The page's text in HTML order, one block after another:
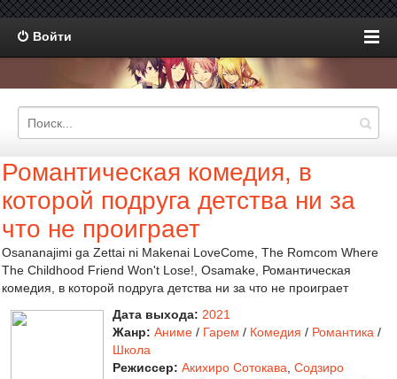
Войти
Романтическая комедия, в
которой подруга детства ни за
что не проиграет
Osananajimi ga Zettai ni Makenai LoveCome, The Romcom Where
The Childhood Friend Won't Lose!, Osamake, Романтическая
комедия, в которой подруга детства ни за что не проиграет
Дата выхода: 2021
Жанр: Аниме / Гарем / Комедия / Романтика /
Школа
Режиссер: Акихиро Сотокава Содзиро